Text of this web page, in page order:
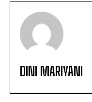
DINI MARIYANI